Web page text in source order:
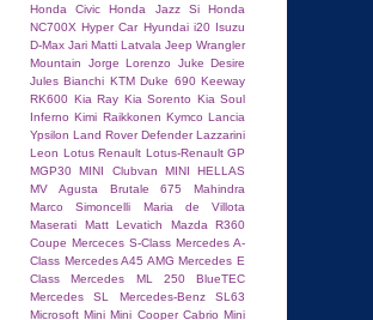
Honda Civic
Honda Jazz Si
Honda
NC700X Hyper Car Hyundai i20 Isuzu
D-Max Jari Matti Latvala Jeep Wrangler
Mountain
Jorge Lorenzo
Juke Desire
Jules Bianchi KTM Duke 690 Keeway
RK600 Kia Ray Kia Sorento Kia Soul
Inferno Kimi Raikkοnen Kymco Lancia
Ypsilon Land Rover Defender Lazzarini
Leon Lotus Renault Lotus-Renault GP
MGP30 MINI Clubvan
MINI HELLAS
MV Agusta Brutale 675
Mahindra
Marco Simoncelli
Maria de Villota
Maserati
Matt Levatich
Mazda R360
Coupe Merceces S-Class Mercedes A-
Class Mercedes A45 AMG Mercedes E
Class
Mercedes ML 250 BlueTEC
Mercedes SL
Mercedes-Benz SL63
Microsoft Mini Mini Cooper Cabrio Mini